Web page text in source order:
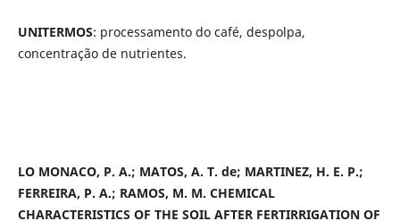
UNITERMOS: processamento do café, despolpa,
concentração de nutrientes.
LO MONACO, P. A.; MATOS, A. T. de; MARTINEZ, H. E. P.;
FERREIRA, P. A.; RAMOS, M. M. CHEMICAL
CHARACTERISTICS OF THE SOIL AFTER FERTIRRIGATION OF